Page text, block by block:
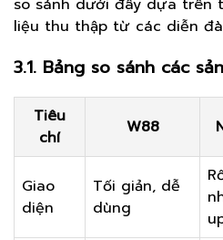
so sánh dưới đây dựa trên
liệu thu thập từ các diễn
3.1. Bảng so sánh các
Tiêu
chí
W88
Giao
diện
Tối giản, dễ
dùng